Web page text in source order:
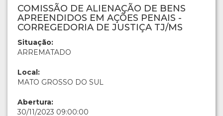
COMISSÃO DE ALIENAÇÃO DE BENS
APREENDIDOS EM AÇÕES PENAIS -
CORREGEDORIA DE JUSTIÇA TJ/MS
Situação:
ARREMATADO
Local:
MATO GROSSO DO SUL
Abertura:
30/11/2023 09:00:00